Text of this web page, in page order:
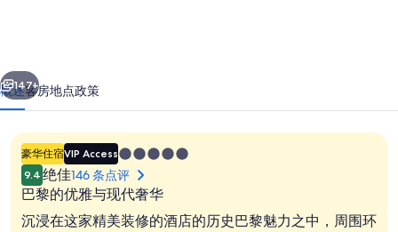
华
东
方
个 下一个
147+
概述客房地点政策
豪华住宿VIP Access5.0
星
住
宿
9.4 绝佳146 条点评
巴黎的优雅与现代奢华
沉浸在这家精美装修的酒店的历史巴黎魅力之中，周围环